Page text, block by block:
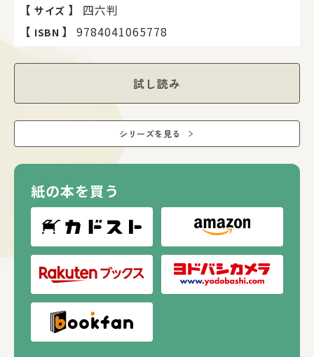
【 サイズ 】
四六判
【 ISBN 】 9784041065778
試し読み
シリーズを見る
紙の本を買う